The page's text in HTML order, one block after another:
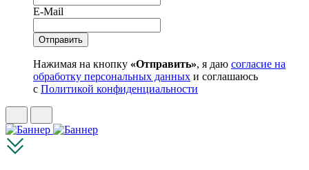
E-Mail
Нажимая на кнопку «Отправить», я даю согласие на
обработку персональных данных и соглашаюсь
с Политикой конфиденциальности